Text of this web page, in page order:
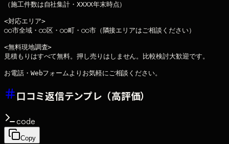
（施工件数は自社集計・XXXX年末時点）
<対応エリア>
○○市全域・○○区・○○町・○○市（隣接エリアはご相談ください）
<無料現地調査>
見積もりはすべて無料。押し売りはしません。比較検討大歓迎です。
口コミ返信テンプレ（高評価）
code
Copy